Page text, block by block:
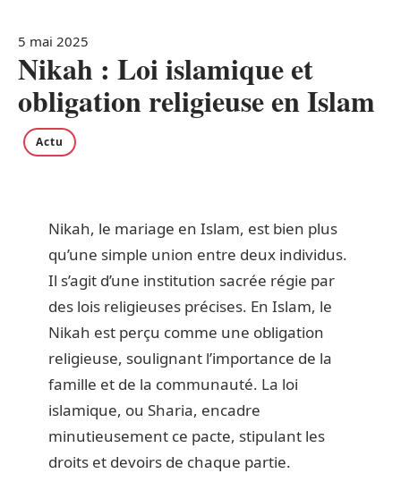
5 mai 2025
Nikah : Loi islamique et
obligation religieuse en Islam
Actu
Nikah, le mariage en Islam, est bien plus
qu’une simple union entre deux individus.
Il s’agit d’une institution sacrée régie par
des lois religieuses précises. En Islam, le
Nikah est perçu comme une obligation
religieuse, soulignant l’importance de la
famille et de la communauté. La loi
islamique, ou Sharia, encadre
minutieusement ce pacte, stipulant les
droits et devoirs de chaque partie.